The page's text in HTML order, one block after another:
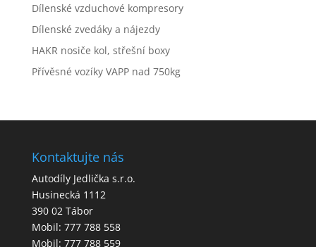
Dílenské vzduchové kompresory
Dílenské zvedáky a nájezdy
HAKR nosiče kol, střešní boxy
Přívěsné vozíky VAPP nad 750kg
Kontaktujte nás
Autodíly Jedlička s.r.o.
Husinecká 1112
390 02 Tábor
Mobil: 777 788 558
Mobil: 777 788 559